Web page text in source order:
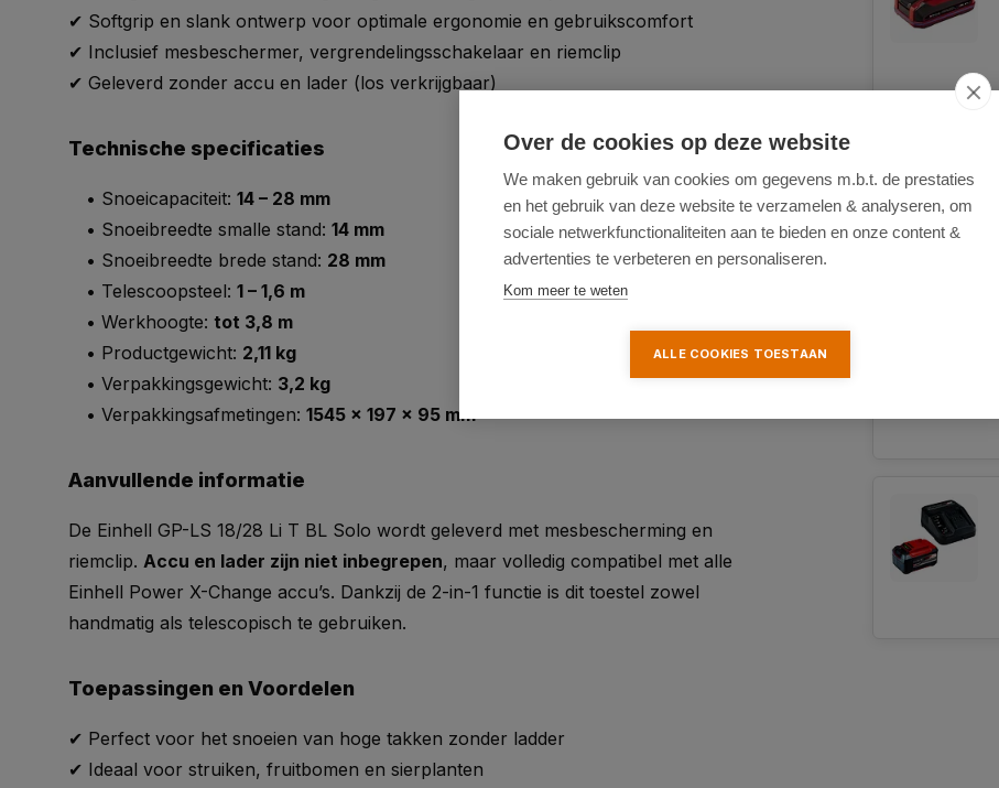
✔ Softgrip en slank ontwerp voor optimale ergonomie en gebruikscomfort
✔ Inclusief mesbeschermer, vergrendelingsschakelaar en riemclip
✔ Geleverd zonder accu en lader (los verkrijgbaar)
Technische specificaties
• Snoeicapaciteit: 14 – 28 mm
• Snoeibreedte smalle stand: 14 mm
• Snoeibreedte brede stand: 28 mm
• Telescoopsteel: 1 – 1,6 m
• Werkhoogte: tot 3,8 m
• Productgewicht: 2,11 kg
• Verpakkingsgewicht: 3,2 kg
• Verpakkingsafmetingen: 1545 x 197 x 95 mm
Aanvullende informatie
De Einhell GP-LS 18/28 Li T BL Solo wordt geleverd met mesbescherming en
riemclip. Accu en lader zijn niet inbegrepen, maar volledig compatibel met alle
Einhell Power X-Change accu’s. Dankzij de 2-in-1 functie is dit toestel zowel
handmatig als telescopisch te gebruiken.
Toepassingen en Voordelen
✔ Perfect voor het snoeien van hoge takken zonder ladder
✔ Ideaal voor struiken, fruitbomen en sierplanten
Over de cookies op deze website
We maken gebruik van cookies om gegevens m.b.t. de prestaties
en het gebruik van deze website te verzamelen & analyseren, om
sociale netwerkfunctionaliteiten aan te bieden en onze content &
advertenties te verbeteren en personaliseren.
Kom meer te weten
ALLE COOKIES TOESTAAN